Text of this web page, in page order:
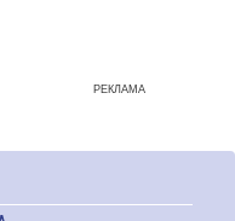
РЕКЛАМА